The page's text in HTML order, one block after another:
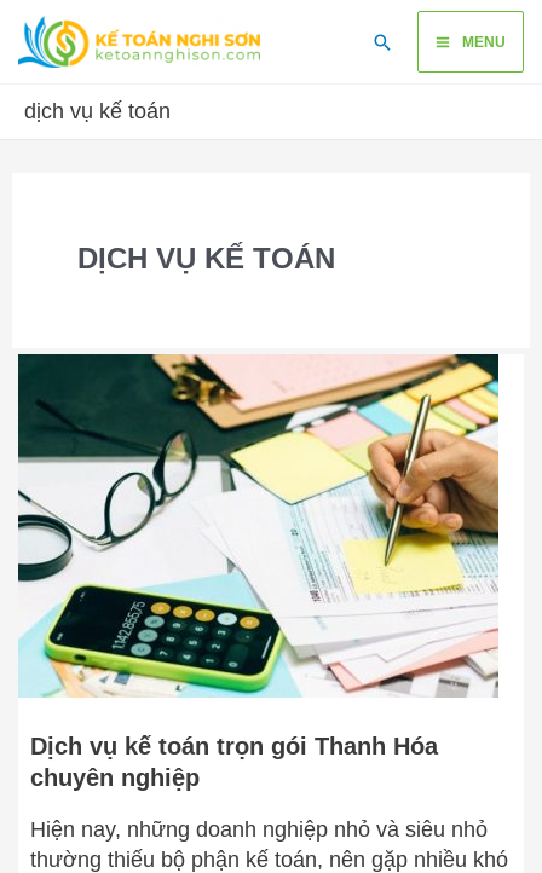
Skip
content
SearchMain
MENU
dịch vụ kế toán
DỊCH VỤ KẾ TOÁN
Dịch vụ kế toán trọn gói Thanh Hóa
chuyên nghiệp
Hiện nay, những doanh nghiệp nhỏ và siêu nhỏ
thường thiếu bộ phận kế toán, nên gặp nhiều khó
vụ
toán
gói
Thanh
Hóa
chuyên
nghiệp